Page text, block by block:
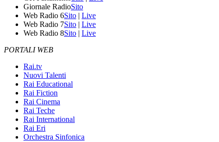
Giornale RadioSito
Web Radio 6Sito | Live
Web Radio 7Sito | Live
Web Radio 8Sito | Live
PORTALI WEB
Rai.tv
Nuovi Talenti
Rai Educational
Rai Fiction
Rai Cinema
Rai Teche
Rai International
Rai Eri
Orchestra Sinfonica